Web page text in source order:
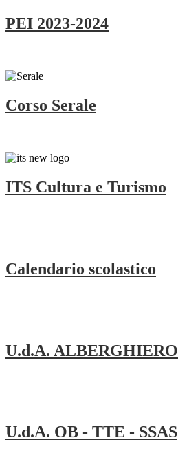
PEI 2023-2024
Corso Serale
ITS Cultura e Turismo
Calendario scolastico
U.d.A. ALBERGHIERO
U.d.A. OB - TTE - SSAS